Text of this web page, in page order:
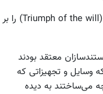
در آلمان، لنی ریفنشتال (Leni Riefenstahl) فیلم‌های شاعرانه قدرتمندی چون پیروزی اراده (Triumph of the will) را بر
معتقد بودند
وسایل و تجهیزاتی که
می‌ساختند به دیده